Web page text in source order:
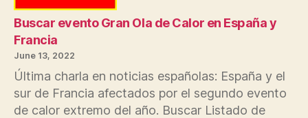
murdered
Amess
Buscar evento Gran Ola de Calor en España y
Francia
June 13, 2022
Última charla en noticias españolas: España y el
sur de Francia afectados por el segundo evento
de calor extremo del año. Buscar Listado de